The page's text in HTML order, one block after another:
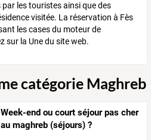
les touristes ainsi que des
visitée. La réservation à Fès
les cases du moteur de
sur la Une du site web.
catégorie Maghreb
Week-end ou court séjour pas cher
au maghreb (séjours) ?